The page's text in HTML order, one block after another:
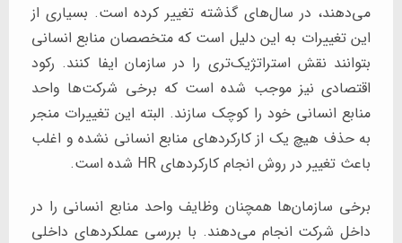
می‌دهند، در سال‌های گذشته تغییر کرده است. بسیاری از
این تغییرات به این دلیل است که متخصصان منابع انسانی
بتوانند نقش استراتژیک‌تری را در سازمان ایفا کنند. رکود
اقتصادی نیز موجب شده است که برخی شرکت‌ها واحد
منابع انسانی خود را کوچک سازند. البته این تغییرات منجر
به حذف هیچ یک از کارکردهای منابع انسانی نشده و اغلب
باعث تغییر در روش انجام کارکردهای HR شده است.
برخی سازمان‌ها همچنان وظایف واحد منابع انسانی را در
داخل شرکت انجام می‌دهند. با بررسی عملکردهای داخلی